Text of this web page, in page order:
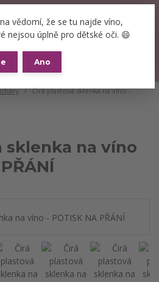
vědomí, že se tu najde víno,
nejsou úplně pro dětské oči. 😄
Ano
0 Kč
Čirá plastová sklenka na víno -
sklenka na víno